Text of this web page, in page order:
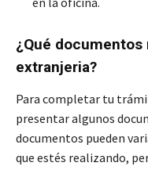
¿Qué
extranjeria?
Para completar tu
presentar algunos
documentos pueden
que estés realizando,